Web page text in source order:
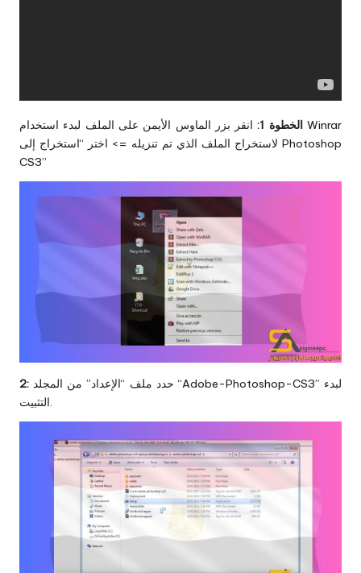
الخطوة 1:
انقر بزر الماوس الأيمن على الملف لبدء استخدام Winrar
لاستخراج الملف الذي تم تنزيله => اختر “استخراج إلى Photoshop
CS3”
2: حدد ملف “الإعداد” من المجلد “Adobe-Photoshop-CS3” لبدء
التثبيت.